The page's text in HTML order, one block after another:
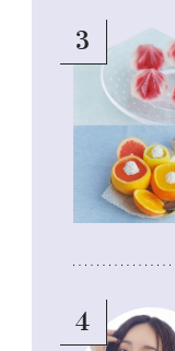
3
4